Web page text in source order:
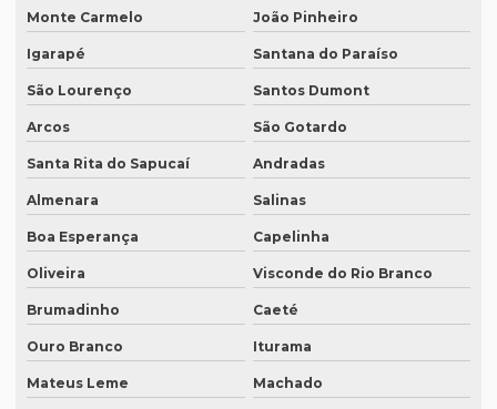
Empresa de tradução sp
Empresa de tradução técnica
Empresa de tradução técnica em inglês
Empresa tradutora juramentada em brasília
Empresa tradutora juramentada em recife
Empresa de tradutores juramentados
Empresa de tradutores juramentados em brasília
Empresa de tradutores juramentados em fortaleza
Monte Carmelo João Pinheiro
Igarapé Santana do Paraíso
São Lourenço Santos Dumont
Arcos São Gotardo
Santa Rita do Sapucaí Andradas
Almenara Salinas
Boa Esperança Capelinha
Oliveira Visconde do Rio Branco
Brumadinho Caeté
Ouro Branco Iturama
Mateus Leme Machado